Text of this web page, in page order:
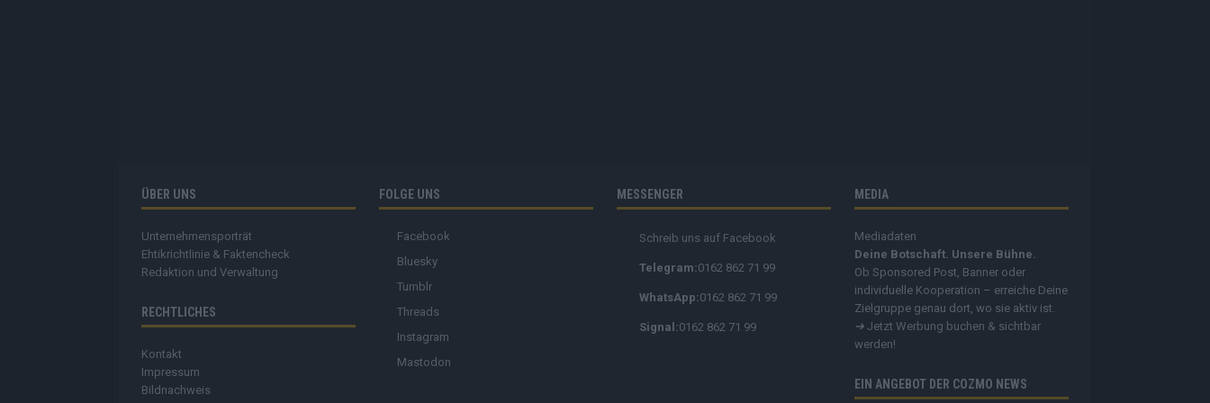
ÜBER UNS
Unternehmensporträt
Ehtikrichtlinie & Faktencheck
Redaktion und Verwaltung
RECHTLICHES
Kontakt
Impressum
Bildnachweis
FOLGE UNS
Facebook
Bluesky
Tumblr
Threads
Instagram
Mastodon
MESSENGER
Schreib uns auf Facebook
Telegram:0162 862 71 99
WhatsApp:0162 862 71 99
Signal:0162 862 71 99
MEDIA
Mediadaten
Deine Botschaft. Unsere Bühne.
Ob Sponsored Post, Banner oder
individuelle Kooperation – erreiche Deine
Zielgruppe genau dort, wo sie aktiv ist.
➔ Jetzt Werbung buchen & sichtbar
werden!
EIN ANGEBOT DER COZMO NEWS